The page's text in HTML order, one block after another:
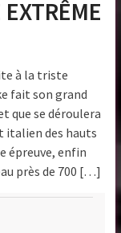
à la triste
fait son grand
que se déroulera
italien des hauts
épreuve, enfin
près de 700 […]